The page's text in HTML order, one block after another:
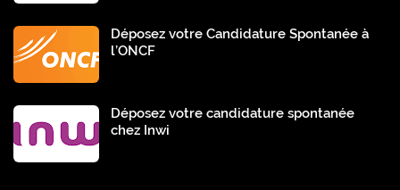
Déposez votre Candidature Spontanée à
l’ONCF
Déposez votre candidature spontanée
chez Inwi